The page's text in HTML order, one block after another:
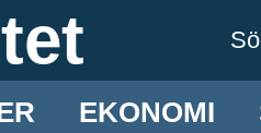
EKONOMI